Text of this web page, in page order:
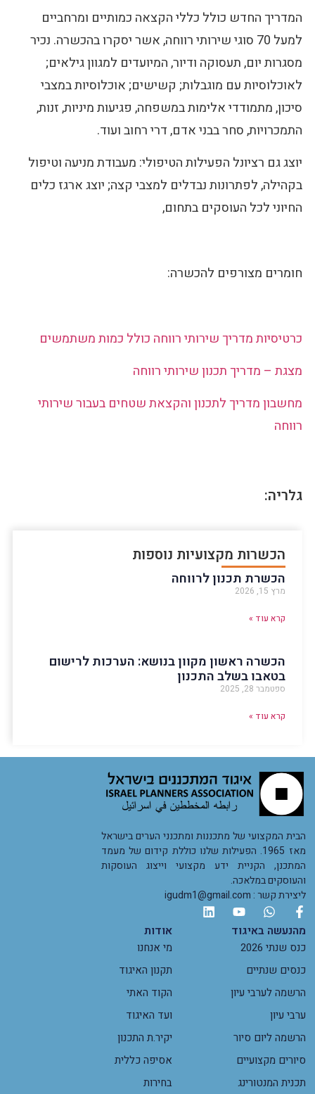
הכשרות מקצועיות נוספות
הכשרת תכנון לרווחה
מרץ 15, 2026
קרא עוד »
הכשרה ראשון מקוון בנושא: הערכות לרישום
בטאבו בשלב התכנון
ספטמבר 28, 2025
קרא עוד »
המדריך החדש כולל כללי הקצאה כמותיים ומרחביים
למעל 70 סוגי שירותי רווחה, אשר יסקרו בהכשרה. נכיר
מסגרות יום, תעסוקה ודיור, המיועדים למגוון גילאים;
לאוכלוסיות עם מוגבלות; קשישים; אוכלוסיות במצבי
סיכון, מתמודדי אלימות במשפחה, פגיעות מיניות, זנות,
התמכרויות, סחר בבני אדם, דרי רחוב ועוד.
יוצג גם רציונל הפעילות הטיפולי: מעבודת מניעה וטיפול
בקהילה, לפתרונות נבדלים למצבי קצה; יוצג ארגז כלים
החיוני לכל העוסקים בתחום,
חומרים מצורפים להכשרה:
כרטיסיות מדריך שירותי רווחה כולל כמות משתמשים
מצגת – מדריך תכנון שירותי רווחה
מחשבון מדריך לתכנון והקצאת שטחים בעבור שירותי
רווחה
גלריה:
הבית המקצועי של מתכננות ומתכנני הערים בישראל
מאז 1965. הפעילות שלנו כוללת קידום של מעמד
המתכנן, הקניית ידע מקצועי וייצוג העוסקות
והעוסקים במלאכה.
ליצירת קשר : igudm1@gmail.com
מהנעשה באיגוד
כנס שנתי 2026
כנסים שנתיים
הרשמה לערבי עיון
ערבי עיון
הרשמה ליום סיור
סיורים מקצועיים
תכנית המנטורינג
אודות
מי אנחנו
תקנון האיגוד
הקוד האתי
ועד האיגוד
יקיר.ת התכנון
אסיפה כללית
בחירות